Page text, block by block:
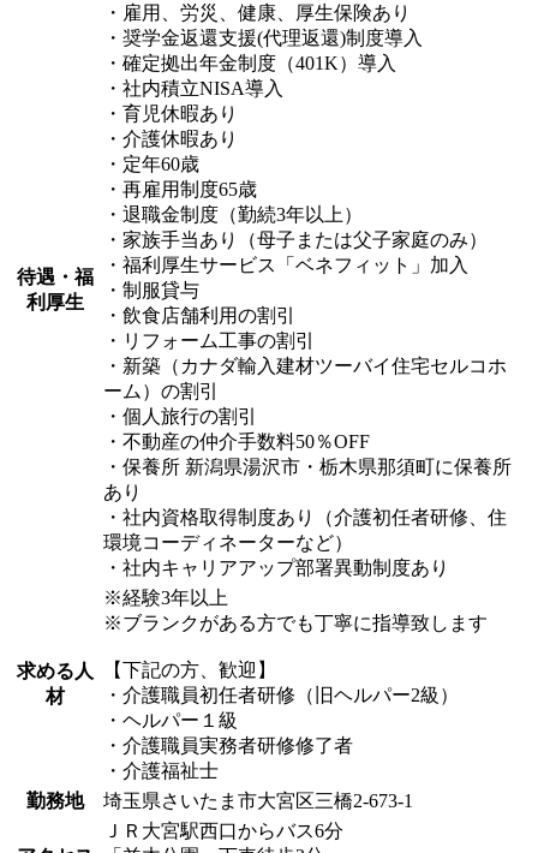
待遇・福
利厚生
・雇用、労災、健康、厚生保険あり
・奨学金返還支援(代理返還)制度導入
・確定拠出年金制度（401K）導入
・社内積立NISA導入
・育児休暇あり
・介護休暇あり
・定年60歳
・再雇用制度65歳
・退職金制度（勤続3年以上）
・家族手当あり（母子または父子家庭のみ）
・福利厚生サービス「ベネフィット」加入
・制服貸与
・飲食店舗利用の割引
・リフォーム工事の割引
・新築（カナダ輸入建材ツーバイ住宅セルコホ
ーム）の割引
・個人旅行の割引
・不動産の仲介手数料50％OFF
・保養所 新潟県湯沢市・栃木県那須町に保養所
あり
・社内資格取得制度あり（介護初任者研修、住
環境コーディネーターなど）
・社内キャリアアップ部署異動制度あり
求める人
材
※経験3年以上
※ブランクがある方でも丁寧に指導致します
【下記の方、歓迎】
・介護職員初任者研修（旧ヘルパー2級）
・ヘルパー１級
・介護職員実務者研修修了者
・介護福祉士
勤務地
埼玉県さいたま市大宮区三橋2-673-1
ＪＲ大宮駅西口からバス6分